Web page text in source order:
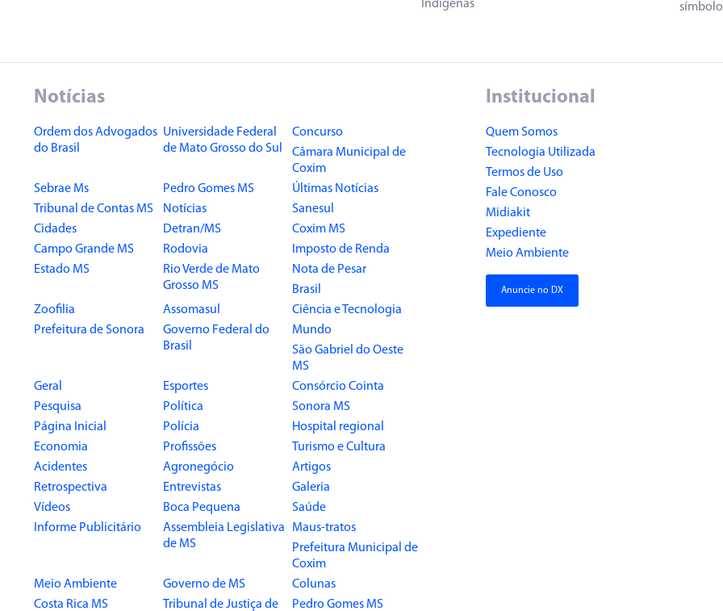
Indígenas
Notícias
Ordem dos Advogados
do Brasil
Universidade Federal
de Mato Grosso do Sul
Concurso
Câmara Municipal de
Coxim
Sebrae Ms
Pedro Gomes MS
Últimas Notícias
Tribunal de Contas MS
Notícias
Sanesul
Cidades
Detran/MS
Coxim MS
Campo Grande MS
Rodovia
Imposto de Renda
Estado MS
Rio Verde de Mato
Grosso MS
Nota de Pesar
Brasil
Zoofilia
Assomasul
Ciência e Tecnologia
Prefeitura de Sonora
Governo Federal do
Brasil
Mundo
São Gabriel do Oeste
MS
Geral
Esportes
Consórcio Cointa
Pesquisa
Política
Sonora MS
Página Inicial
Polícia
Hospital regional
Economia
Profissões
Turismo e Cultura
Acidentes
Agronegócio
Artigos
Retrospectiva
Entrevistas
Galeria
Vídeos
Boca Pequena
Saúde
Informe Publicitário
Assembleia Legislativa
de MS
Maus-tratos
Prefeitura Municipal de
Coxim
Meio Ambiente
Governo de MS
Colunas
Costa Rica MS
Tribunal de Justiça de Pedro Gomes MS
Institucional
Quem Somos
Tecnologia Utilizada
Termos de Uso
Fale Conosco
Midiakit
Expediente
Meio Ambiente
Anuncie no DX